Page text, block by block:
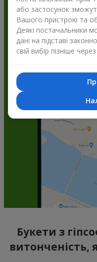
Flowers.ua і
Букети з
витонченість,
або застосунок
Вашого пристрою та
Деякі постачальники
дані на підставі
свій вибір пізніше